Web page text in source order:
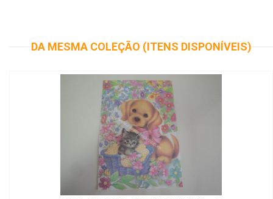
DA MESMA COLEÇÃO (ITENS DISPONÍVEIS)